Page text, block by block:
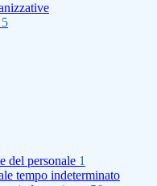
5
del personale 1
tempo indeterminato